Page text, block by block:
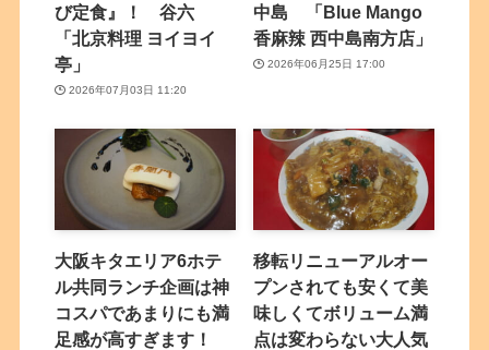
び定食』！ 谷六
「北京料理 ヨイヨイ
亭」
2026年07月03日 11:20
中島 「Blue Mango
香麻辣 西中島南方店」
2026年06月25日 17:00
大阪キタエリア6ホテ
ル共同ランチ企画は神
コスパであまりにも満
足感が高すぎます！
移転リニューアルオー
プンされても安くて美
味しくてボリューム満
点は変わらない大人気